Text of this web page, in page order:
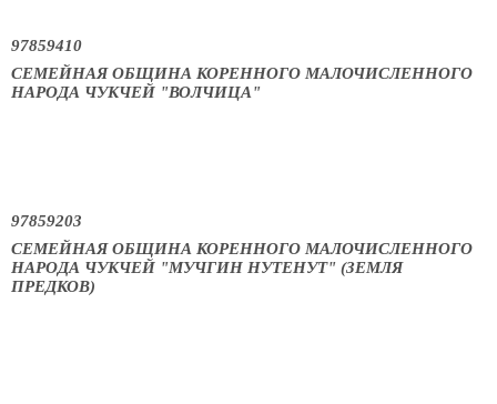
97859410
СЕМЕЙНАЯ ОБЩИНА КОРЕННОГО МАЛОЧИСЛЕННОГО
НАРОДА ЧУКЧЕЙ "ВОЛЧИЦА"
97859203
СЕМЕЙНАЯ ОБЩИНА КОРЕННОГО МАЛОЧИСЛЕННОГО
НАРОДА ЧУКЧЕЙ "МУЧГИН НУТЕНУТ" (ЗЕМЛЯ
ПРЕДКОВ)